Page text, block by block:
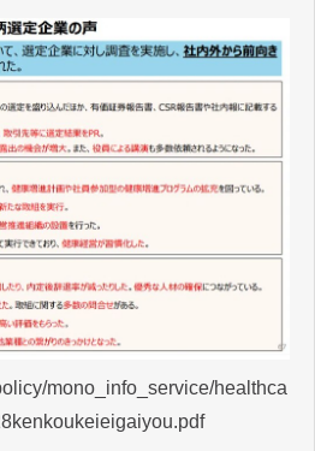
mono_info_service/healthca